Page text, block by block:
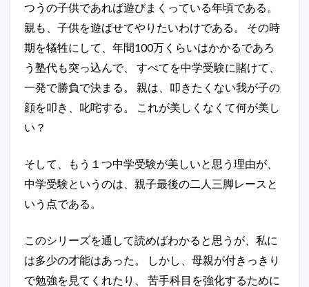
つうの子供であれば遊びまくっている年頃である。
親も、子供を遊ばせてやりたいわけである。 その時
期を犠牲にして、年間100万くらいはかかるであろ
う塾代も突っ込んで、 すべてを中学受験に賭けて、
一発で勝負で決まる。 親は、叩きたくない我が子の
顔を叩き、叱咤する。 これが美しくなくて何が美し
い？
そして、もう１つ中学受験が美しいと思う理由が、
中学受験というのは、親子最後の二人三脚レースと
いう点である。
このシリーズを通して読めばわかると思うが、私に
は多少の才能はあった。 しかし、母親が付きっきり
で勉強を見てくれたり、 苦手科目を強化するために